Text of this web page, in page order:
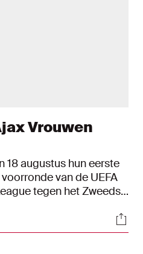
Vrouwen
18 augustus hun eerste
van de UEFA
tegen het Zweedse